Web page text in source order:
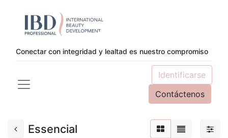
Conectar con integridad y lealtad es nuestro compromiso
Identificarse
Contáctenos
Essencial